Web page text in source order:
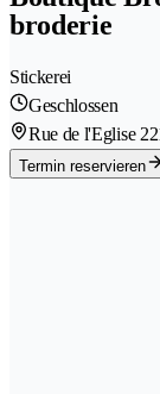
broderie
Stickerei
Geschlossen
Rue de l'Eglise 22
Termin reservieren